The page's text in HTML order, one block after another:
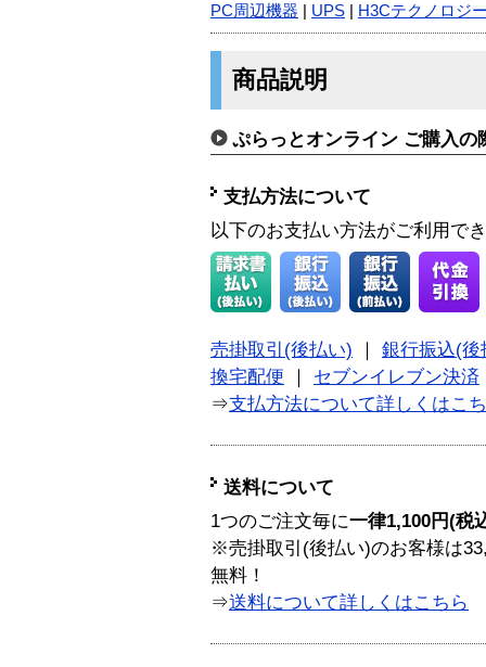
PC周辺機器 UPS H3Cテクノロジ
商品説明
ぷらっとオンライン ご購入の
支払方法について
以下のお支払い方法がご利用で
売掛取引(後払い)
銀行振込(後
換宅配便
セブンイレブン決済
⇒支払方法について詳しくはこ
送料について
1つのご注文毎に一律1,100円(税
※売掛取引(後払い)のお客様は
無料！
⇒送料について詳しくはこちら